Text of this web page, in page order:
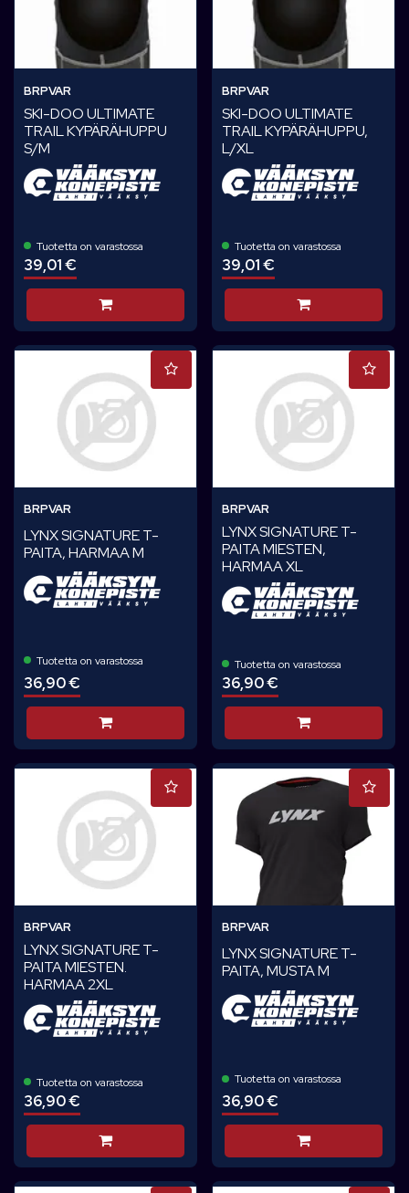
BRPVAR
SKI-DOO ULTIMATE
TRAIL KYPÄRÄHUPPU
S/M
Tuotetta on varastossa
39,01 €
Lisää koriin
BRPVAR
SKI-DOO ULTIMATE
TRAIL KYPÄRÄHUPPU,
L/XL
Tuotetta on varastossa
39,01 €
Lisää koriin
BRPVAR
LYNX SIGNATURE T-
PAITA, HARMAA M
Tuotetta on varastossa
36,90 €
Lisää koriin
BRPVAR
LYNX SIGNATURE T-
PAITA MIESTEN,
HARMAA XL
Tuotetta on varastossa
36,90 €
Lisää koriin
BRPVAR
LYNX SIGNATURE T-
PAITA MIESTEN.
HARMAA 2XL
Tuotetta on varastossa
36,90 €
Lisää koriin
BRPVAR
LYNX SIGNATURE T-
PAITA, MUSTA M
Tuotetta on varastossa
36,90 €
Lisää koriin